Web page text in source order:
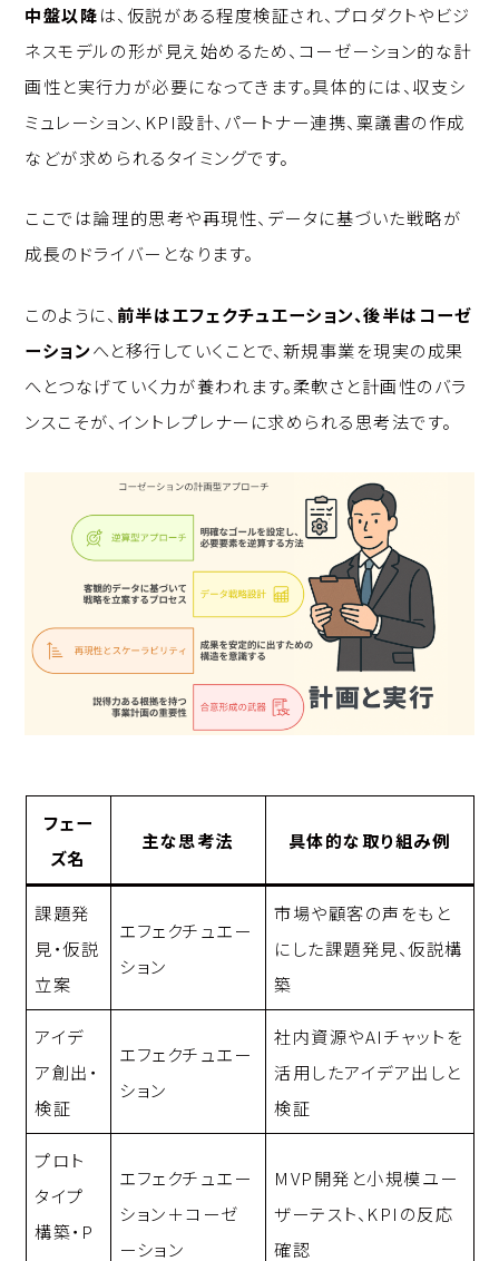
中盤以降は、仮説がある程度検証され、プロダクトやビジ
ネスモデルの形が見え始めるため、コーゼーション的な計
画性と実行力が必要になってきます。具体的には、収支シ
ミュレーション、KPI設計、パートナー連携、稟議書の作成
などが求められるタイミングです。
ここでは論理的思考や再現性、データに基づいた戦略が
成長のドライバーとなります。
このように、 前半はエフェクチュエーション、後半はコーゼ
ーションへと移行していくことで、新規事業を現実の成果
へとつなげていく力が養われます。柔軟さと計画性のバラ
ンスこそが、イントレプレナーに求められる思考法です。
フェー
ズ名
主な思考法 具体的な取り組み例
課題発
見・仮説
立案
エフェクチュエー
ション
市場や顧客の声をもと
にした課題発見、仮説構
築
アイデ
ア創出・
検証
エフェクチュエー
ション
社内資源やAIチャットを
活用したアイデア出しと
検証
プロト
タイプ
構築・P
エフェクチュエー
ション＋コーゼ
ーション
MVP開発と小規模ユー
ザーテスト、KPIの反応
確認